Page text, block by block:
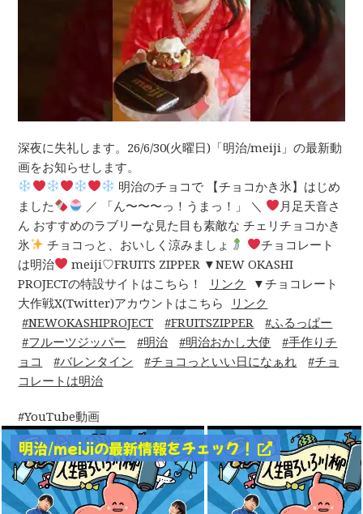
深夜に失礼します。26/6/30(火曜日)「明治/meiji」の最新動
画をお知らせします。
明治のチョコで 【チョコかき氷】はじめ
ました
／ 「ん〜〜〜っ！うまっ！」 ＼
月足天音さ
ん おすすめのラブリーな見た目も素敵な チェリチョコかき
氷
チョコっと、おいしく涼みましょ
チョコレート
は明治
meiji♡FRUITS ZIPPER ▼NEW OKASHI
PROJECTの特設サイトはこちら！
リンク
▼チョコレート
大作戦X(Twitter)アカウントはこちら
リンク
NEWOKASHIPROJECT
FRUITSZIPPER
ふるっぱー
フルーツジッパー
明治 明治おかし大使
手作りチ
ョコ
バレンタイン チョコっといい日になぁれ
チョ
コレートは明治
YouTube動画
明治/meijiの最新情報をチェック！